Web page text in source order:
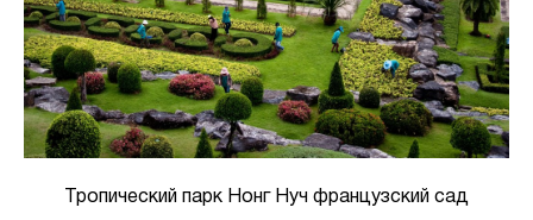
Тропический парк Нонг Нуч французский сад